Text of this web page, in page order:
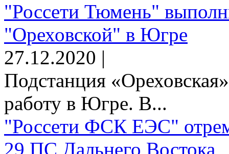
"Россети Тюмень"
"Ореховской" в Югре
27.12.2020 |
Подстанция
работу в Югре. В...
"Россети ФСК ЕЭС"
29 ПС Дальнего Востока